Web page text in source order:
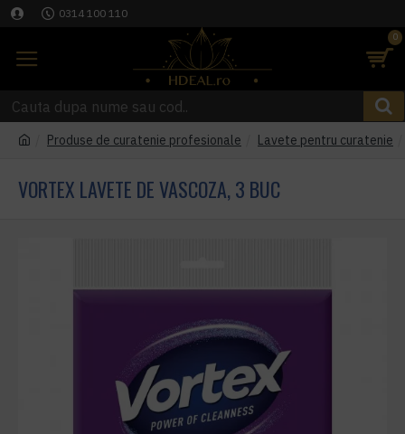
0314 100 110
0
Produse de curatenie profesionale Lavete pentru curatenie
VORTEX LAVETE DE VASCOZA, 3 BUC